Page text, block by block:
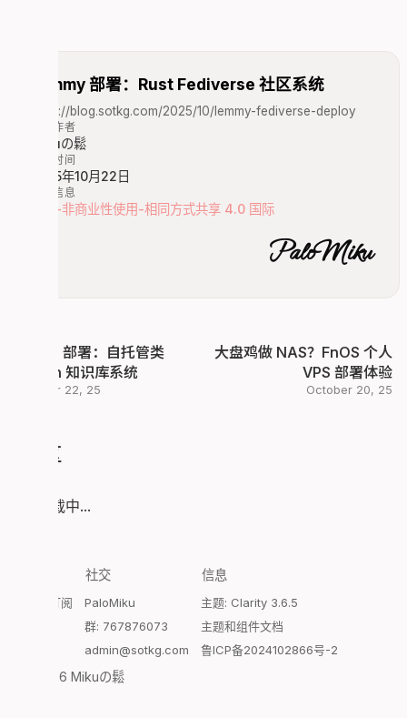
Lemmy 部署：Rust Fediverse 社区系统
https://blog.sotkg.com/2025/10/lemmy-fediverse-deploy
文章作者
Mikuの鬆
发布时间
2025年10月22日
版权信息
署名-非商业性使用-相同方式共享 4.0 国际
PaloMiku
Affine 部署：自托管类
Notion 知识库系统
October 22, 25
大盘鸡做 NAS？FnOS 个人
VPS 部署体验
October 20, 25
评论区
评论加载中...
Atom订阅
社交
PaloMiku
群: 767876073
admin@sotkg.com
信息
主题: Clarity 3.6.5
主题和组件文档
鲁ICP备2024102866号-2
© 2026 Mikuの鬆